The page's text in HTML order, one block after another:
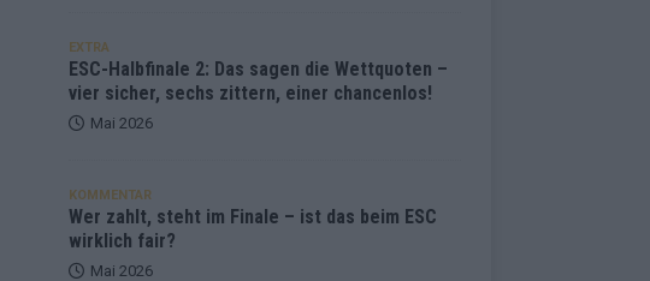
EXTRA
ESC-Halbfinale 2: Das sagen die Wettquoten –
vier sicher, sechs zittern, einer chancenlos!
Mai 2026
KOMMENTAR
Wer zahlt, steht im Finale – ist das beim ESC
wirklich fair?
Mai 2026